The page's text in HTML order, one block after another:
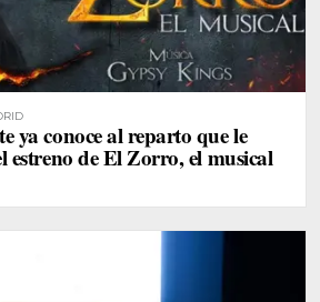
ya conoce al reparto que le
estreno de El Zorro, el musical